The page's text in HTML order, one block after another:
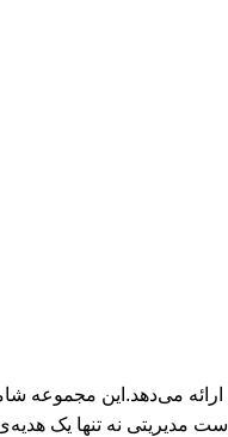
نه تنها یک